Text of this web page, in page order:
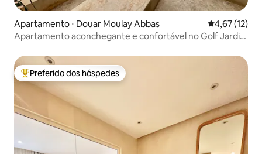
Apartamento ⋅ Douar Moulay Abbas 4,67 de uma
4,67 (12)
Apartamento aconchegante e confortável no Golf Jardin
Entre os melhores preferidos dos hóspedes
Preferido dos hóspedes